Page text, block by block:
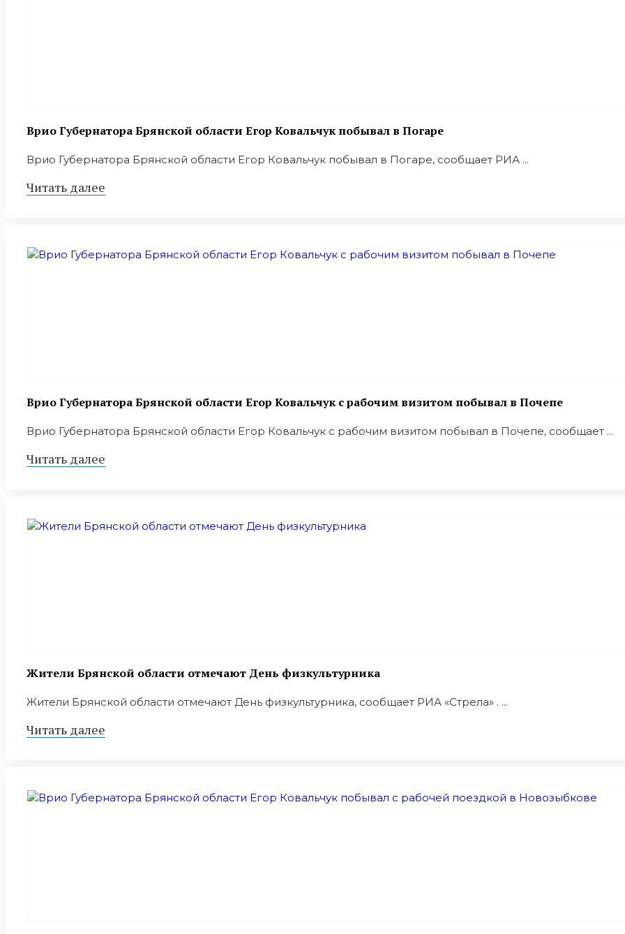
Врио Губернатора Брянской области Егор Ковальчук побывал в Погаре
Врио Губернатора Брянской области Егор Ковальчук побывал в Погаре, сообщает РИА ...
Читать далее
Врио Губернатора Брянской области Егор Ковальчук с рабочим визитом побывал в Почепе
Врио Губернатора Брянской области Егор Ковальчук с рабочим визитом побывал в Почепе, сообщает ...
Читать далее
Жители Брянской области отмечают День физкультурника
Жители Брянской области отмечают День физкультурника, сообщает РИА «Стрела» . ...
Читать далее